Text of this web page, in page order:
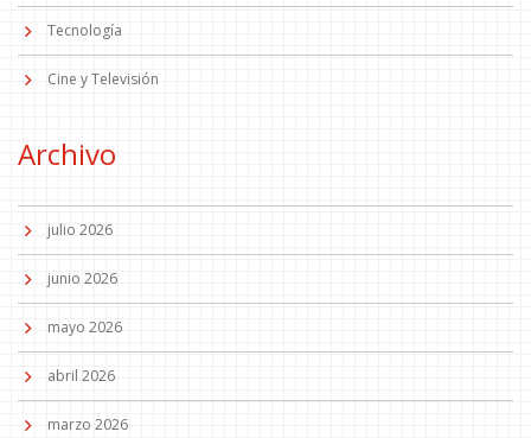
Tecnología
Cine y Televisión
Archivo
julio 2026
junio 2026
mayo 2026
abril 2026
marzo 2026